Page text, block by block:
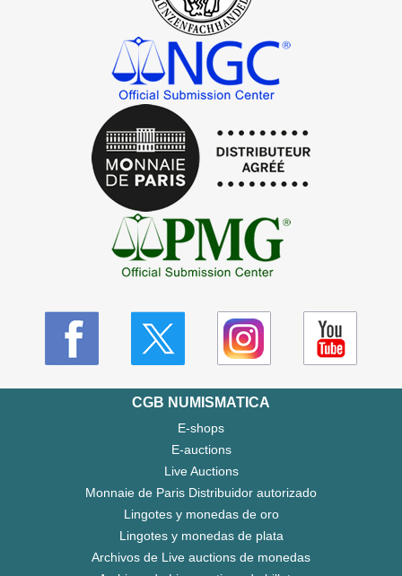
CGB NUMISMATICA
E-shops
E-auctions
Live Auctions
Monnaie de Paris Distribuidor autorizado
Lingotes y monedas de oro
Lingotes y monedas de plata
Archivos de Live auctions de monedas